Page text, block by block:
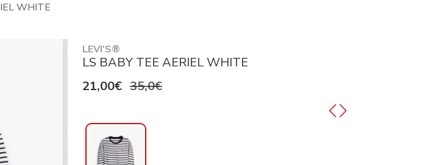
WHITE
LEVI'S®
LS BABY TEE AERIEL WHITE
21,00€ 35,0€